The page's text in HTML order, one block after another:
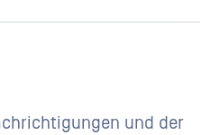
und der